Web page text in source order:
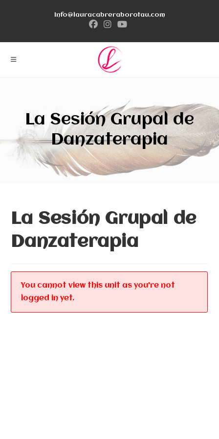
info@lauracabreraborotau.com
La Sesión Grupal de
Danzaterapia
La Sesión Grupal de
Danzaterapia
You cannot view this unit as you're not
logged in yet.